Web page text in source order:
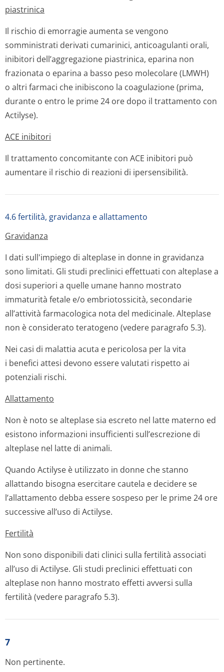
piastrinica
Il rischio di emorragie aumenta se vengono
somministrati derivati cumarinici, anticoagulanti orali,
inibitori dell’aggregazione piastrinica, eparina non
frazionata o eparina a basso peso molecolare (LMWH)
o altri farmaci che inibiscono la coagulazione (prima,
durante o entro le prime 24 ore dopo il trattamento con
Actilyse).
ACE inibitori
Il trattamento concomitante con ACE inibitori può
aumentare il rischio di reazioni di ipersensibilità.
4.6 fertilità, gravidanza e allattamento
Gravidanza
I dati sull'impiego di alteplase in donne in gravidanza
sono limitati. Gli studi preclinici effettuati con alteplase a
dosi superiori a quelle umane hanno mostrato
immaturità fetale e/o embriotos­sicità, secondarie
all’attività farmacologica nota del medicinale. Alteplase
non è considerato teratogeno (vedere paragrafo 5.3).
Nei casi di malattia acuta e pericolosa per la vita
i benefici attesi devono essere valutati rispetto ai
potenziali rischi.
Allattamento
Non è noto se alteplase sia escreto nel latte materno ed
esistono informazioni insufficienti sull’escrezione di
alteplase nel latte di animali.
Quando Actilyse è utilizzato in donne che stanno
allattando bisogna esercitare cautela e decidere se
l’allattamento debba essere sospeso per le prime 24 ore
successive all’uso di Actilyse.
Fertilità
Non sono disponibili dati clinici sulla fertilità associati
all’uso di Actilyse. Gli studi preclinici effettuati con
alteplase non hanno mostrato effetti avversi sulla
fertilità (vedere paragrafo 5.3).
7
Non pertinente.